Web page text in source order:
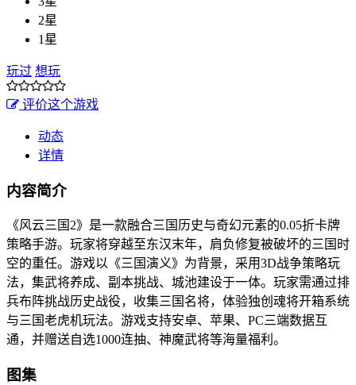
2星
1星
玩过 想玩
评价这个游戏
动态
详情
内容简介
《风云三国2》是一款融合三国历史与奇幻元素的0.05折卡牌
策略手游。玩家将穿越至东汉末年，肩负修复被破坏的三国时
空的重任。游戏以《三国演义》为背景，采用3D战争策略玩
法，集武将养成、副本挑战、城池建设于一体。玩家需通过排
兵布阵挑战历史战役，收集三国名将，体验独创魂将开箱系统
与三国老虎机玩法。游戏支持安卓、苹果、PC三端数据互
通，并赠送自选1000连抽、神魔武将等海量福利。
图集